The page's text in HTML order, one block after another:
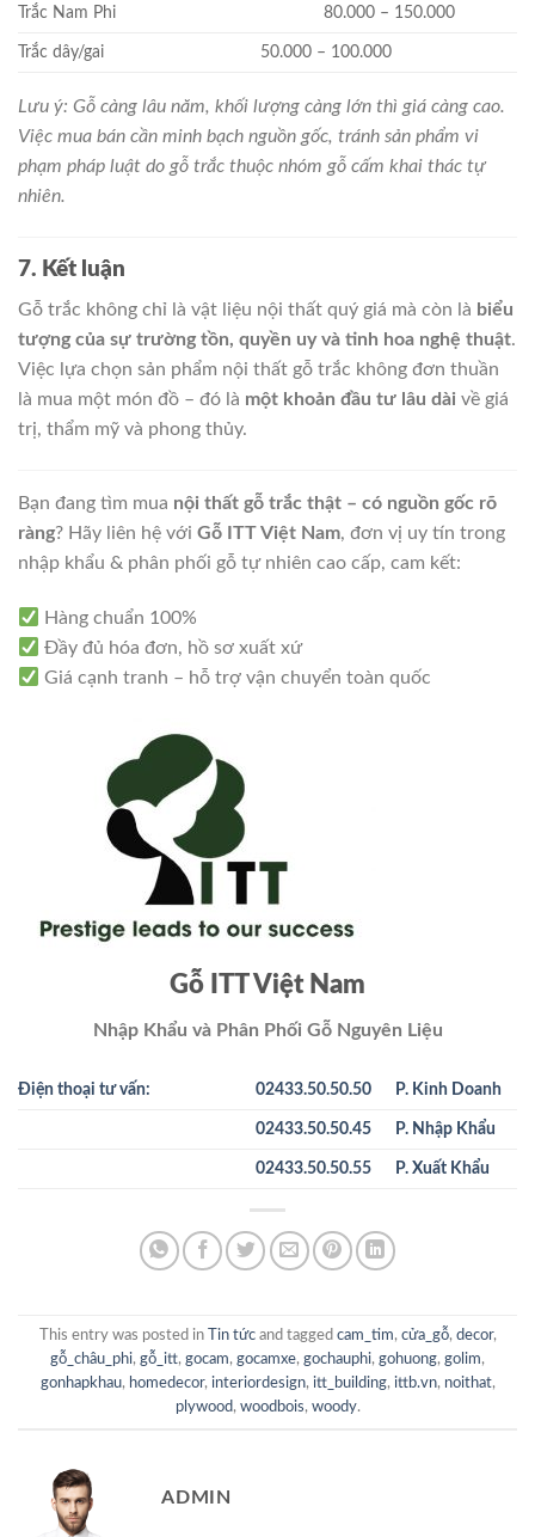
Trắc Nam Phi 80.000 – 150.000
Trắc dây/gai 50.000 – 100.000
Lưu ý: Gỗ càng lâu năm, khối lượng càng lớn thì giá càng cao.
Việc mua bán cần minh bạch nguồn gốc, tránh sản phẩm vi
phạm pháp luật do gỗ trắc thuộc nhóm gỗ cấm khai thác tự
nhiên.
7. Kết luận
Gỗ trắc không chỉ là vật liệu nội thất quý giá mà còn là biểu
tượng của sự trường tồn, quyền uy và tinh hoa nghệ thuật.
Việc lựa chọn sản phẩm nội thất gỗ trắc không đơn thuần
là mua một món đồ – đó là một khoản đầu tư lâu dài về giá
trị, thẩm mỹ và phong thủy.
Bạn đang tìm mua nội thất gỗ trắc thật – có nguồn gốc rõ
ràng? Hãy liên hệ với Gỗ ITT Việt Nam, đơn vị uy tín trong
nhập khẩu & phân phối gỗ tự nhiên cao cấp, cam kết:
Hàng chuẩn 100%
Đầy đủ hóa đơn, hồ sơ xuất xứ
Giá cạnh tranh – hỗ trợ vận chuyển toàn quốc
Gỗ ITT Việt Nam
Nhập Khẩu và Phân Phối Gỗ Nguyên Liệu
Điện thoại tư vấn: 02433.50.50.50 P. Kinh Doanh
02433.50.50.45 P. Nhập Khẩu
02433.50.50.55 P. Xuất Khẩu
This entry was posted in Tin tứcand tagged cam_tim, cửa_gỗ, decor,
gỗ_châu_phi, gỗ_itt, gocam, gocamxe, gochauphi, gohuong, golim,
gonhapkhau, homedecor, interiordesign, itt_building, ittb.vn, noithat,
plywood, woodbois, woody.
ADMIN